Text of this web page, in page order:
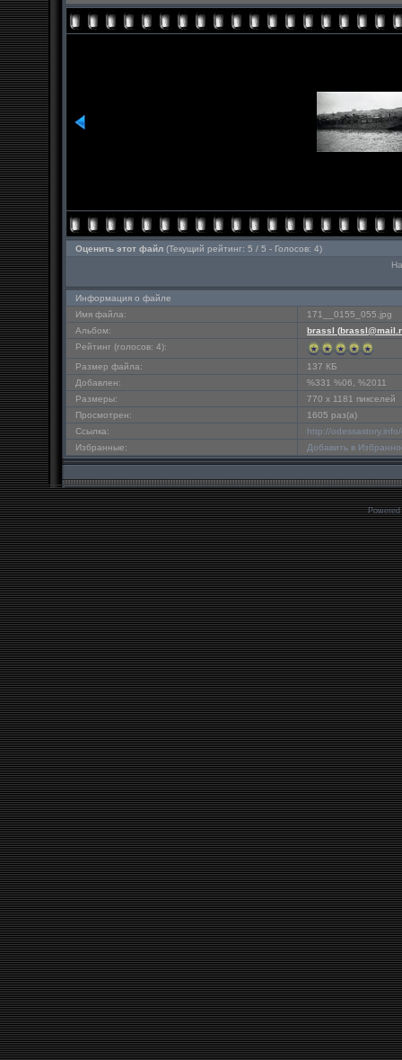
Оценить этот файл (Текущий рейтинг: 5 / 5 - Голосов: 4)
Информация о файле
Имя файла:
171__0155_055.jpg
Альбом:
brassl (
Рейтинг (голосов: 4):
Размер файла:
137 КБ
Добавлен:
%331 %06, %2011
Размеры:
770 x 1181 пикселей
Просмотрен:
1605 раз(а)
Ссылка:
http://
Избранные:
Добавить в